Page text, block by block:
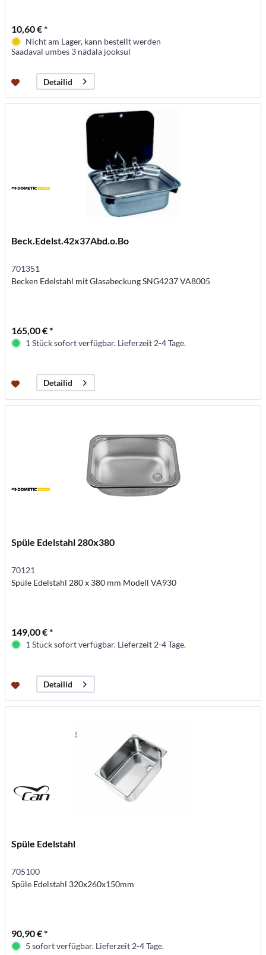
10,60 € *
Nicht am Lager, kann bestellt werden
Saadaval umbes 3 nädala jooksul
Detailid
Beck.Edelst.42x37Abd.o.Bo
701351
Becken Edelstahl mit Glasabeckung SNG4237 VA8005
165,00 € *
1 Stück sofort verfügbar. Lieferzeit 2-4 Tage.
Detailid
Spüle Edelstahl 280x380
70121
Spüle Edelstahl 280 x 380 mm Modell VA930
149,00 € *
1 Stück sofort verfügbar. Lieferzeit 2-4 Tage.
Detailid
Spüle Edelstahl
705100
Spüle Edelstahl 320x260x150mm
90,90 € *
5 sofort verfügbar. Lieferzeit 2-4 Tage.